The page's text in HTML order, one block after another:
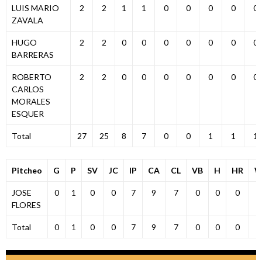
LUIS MARIO
ZAVALA
2 2 1 1 0 0 0 0 0
HUGO
BARRERAS
2 2 0 0 0 0 0 0 0
ROBERTO
CARLOS
MORALES
ESQUER
2 2 0 0 0 0 0 0 0
Total 27 25 8 7 0 0 1 1 1
Pitcheo G P SV JC IP CA CL VB H HR
JOSE
FLORES
0 1 0 0 7 9 7 0 0 0
Total 0 1 0 0 7 9 7 0 0 0